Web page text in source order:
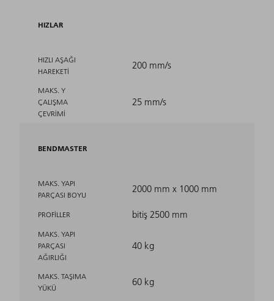
HIZLAR
HIZLI AŞAĞI
HAREKETI
200 mm/s
MAKS. Y
ÇALIŞMA
ÇEVRIMI
25 mm/s
BENDMASTER
MAKS. YAPI
PARÇASI BOYU
2000 mm x 1000 mm
PROFILLER bitiş 2500 mm
MAKS. YAPI
PARÇASI
AĞIRLIĞI
40 kg
MAKS. TAŞIMA
YÜKÜ
60 kg